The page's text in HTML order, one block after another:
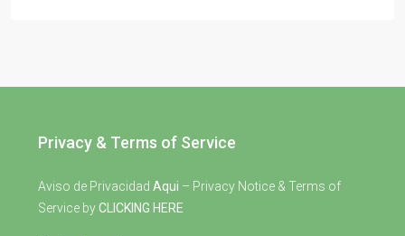
Privacy & Terms of Service
Aviso de Privacidad Aqui – Privacy Notice & Terms of
Service byCLICKING HERE